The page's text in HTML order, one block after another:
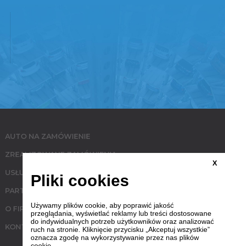
AUTO NA ZAMÓWIENIE
ZREALIZOWANE ZAMÓWIENIA
USŁUGI
PARTNERZY
O FIRMIE
KONTAKT
X
Pliki cookies
Używamy plików cookie, aby poprawić jakość
przeglądania, wyświetlać reklamy lub treści dostosowane
do indywidualnych potrzeb użytkowników oraz analizować
ruch na stronie. Kliknięcie przycisku „Akceptuj wszystkie”
oznacza zgodę na wykorzystywanie przez nas plików